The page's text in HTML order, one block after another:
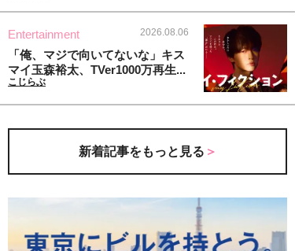
Entertainment 2026.08.06
「俺、マジで向いてないな」キス
マイ玉森裕太、TVer1000万再生...
こじらぶ
新着記事をもっと見る